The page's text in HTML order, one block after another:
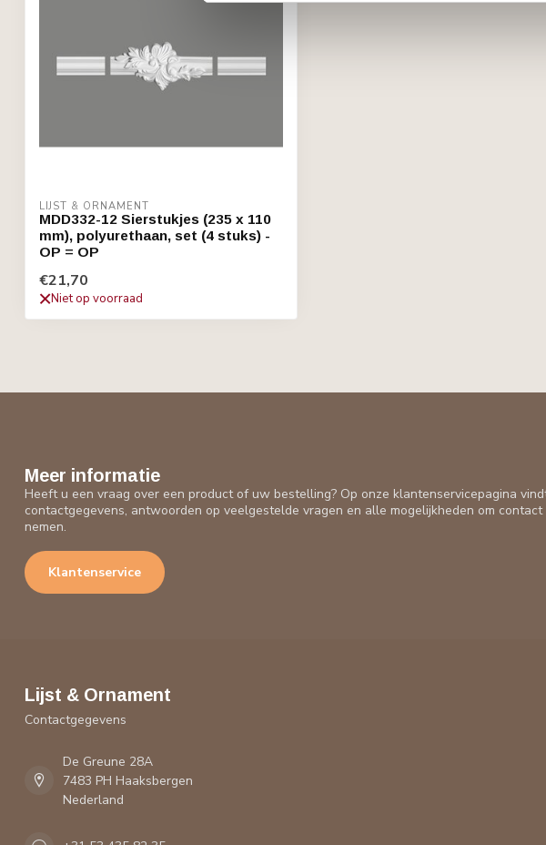
LIJST & ORNAMENT
MDD332-12 Sierstukjes (235 x 110
mm), polyurethaan, set (4 stuks) -
OP = OP
€21,70
Niet op voorraad
Meer informatie
Heeft u een vraag over een product of uw bestelling? Op onze klantenservicepagina
contactgegevens, antwoorden op veelgestelde vragen en alle mogelijkheden om
nemen.
Klantenservice
Lijst & Ornament
Contactgegevens
De Greune 28A
7483 PH Haaksbergen
Nederland